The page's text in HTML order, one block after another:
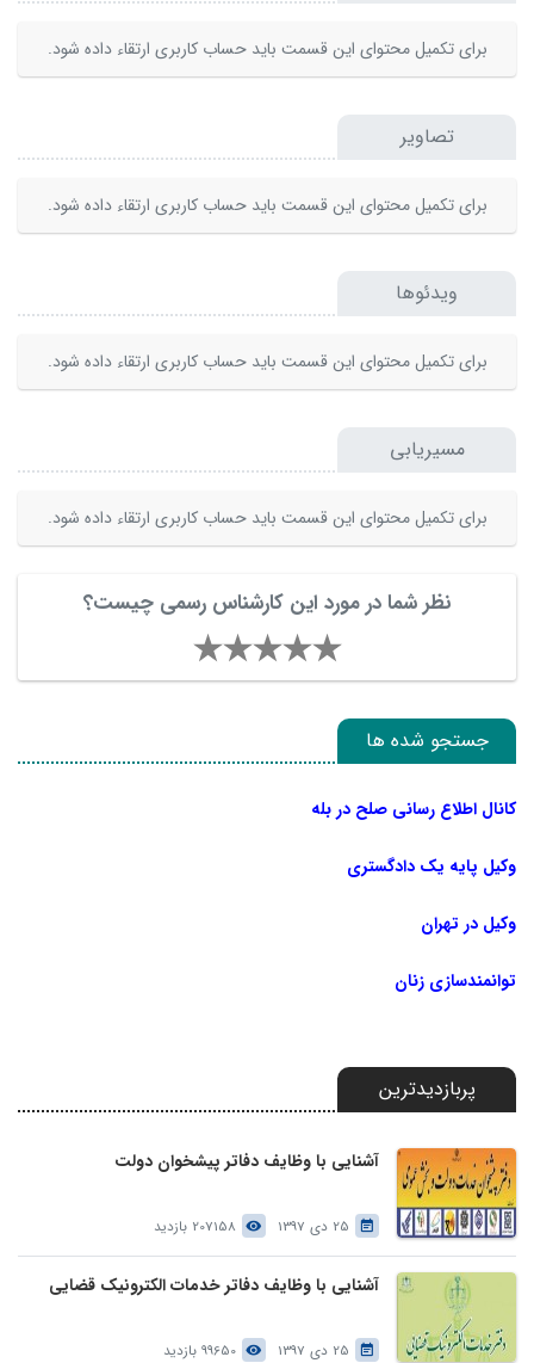
برای تکمیل محتوای این قسمت باید حساب کاربری ارتقاء داده شود.
تصاویر
برای تکمیل محتوای این قسمت باید حساب کاربری ارتقاء داده شود.
ویدئوها
برای تکمیل محتوای این قسمت باید حساب کاربری ارتقاء داده شود.
مسیریابی
برای تکمیل محتوای این قسمت باید حساب کاربری ارتقاء داده شود.
نظر شما در مورد این کارشناس رسمی چیست؟
جستجو شده ها
کانال اطلاع رسانی صلح در بله
وکیل پایه یک دادگستری
وکیل در تهران
توانمندسازی زنان
پربازدیدترین
آشنایی با وظایف دفاتر پیشخوان دولت
25 دی 1397 207158 بازدید
آشنایی با وظایف دفاتر خدمات الکترونیک قضایی
25 دی 1397 99650 بازدید